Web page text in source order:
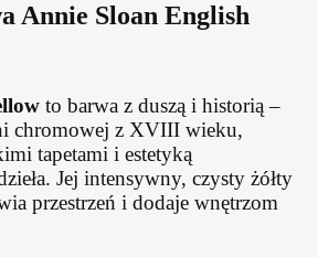
Annie Sloan English
to barwa z duszą i historią –
chromowej z XVIII wieku,
tapetami i estetyką
Jej intensywny, czysty żółty
przestrzeń i dodaje wnętrzom